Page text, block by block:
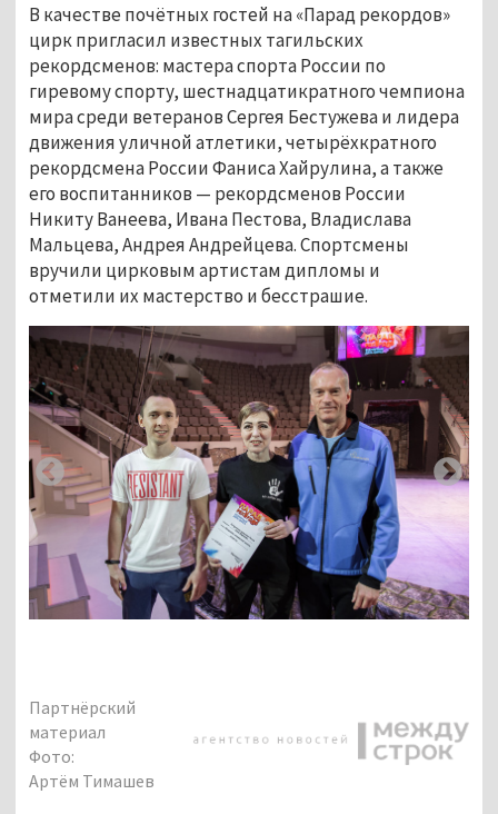
В качестве почётных гостей на «Парад рекордов»
цирк пригласил известных тагильских
рекордсменов: мастера спорта России по
гиревому спорту, шестнадцатикратного чемпиона
мира среди ветеранов Сергея Бестужева и лидера
движения уличной атлетики, четырёхкратного
рекордсмена России Фаниса Хайрулина, а также
его воспитанников — рекордсменов России
Никиту Ванеева, Ивана Пестова, Владислава
Мальцева, Андрея Андрейцева. Спортсмены
вручили цирковым артистам дипломы и
отметили их мастерство и бесстрашие.
Партнёрский
материал
Фото:
Артём Тимашев